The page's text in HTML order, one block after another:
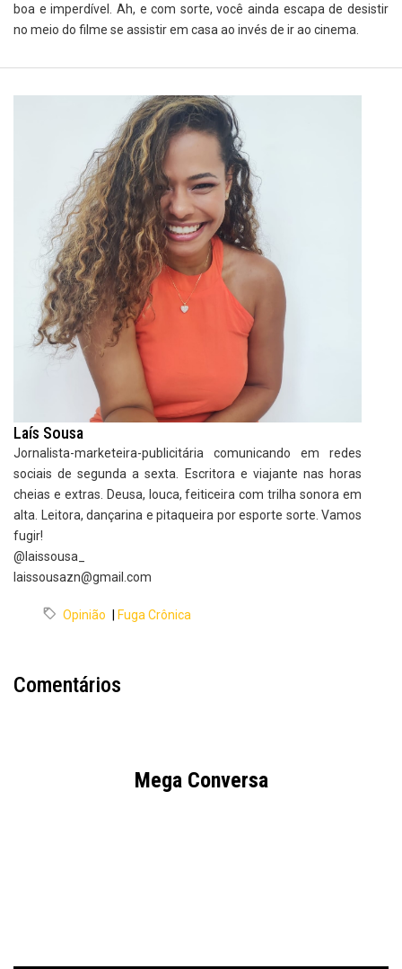
boa e imperdível. Ah, e com sorte, você ainda escapa de desistir
no meio do filme se assistir em casa ao invés de ir ao cinema.
Laís Sousa
Jornalista-marketeira-publicitária comunicando em redes
sociais de segunda a sexta. Escritora e viajante nas horas
cheias e extras. Deusa, louca, feiticeira com trilha sonora em
alta. Leitora, dançarina e pitaqueira por esporte sorte. Vamos
fugir!
@laissousa_
laissousazn@gmail.com
Opinião Fuga Crônica
Comentários
Mega Conversa